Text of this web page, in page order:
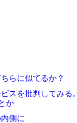
らに似てるか？
スを批判してみる。
か
側に